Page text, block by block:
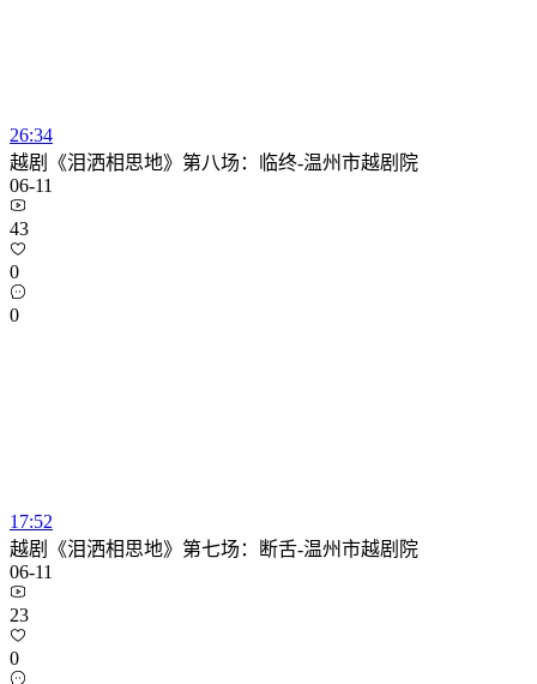
26:34
越剧《泪洒相思地》第八场：临终-温州市越剧院
06-11
43
0
0
17:52
越剧《泪洒相思地》第七场：断舌-温州市越剧院
06-11
23
0